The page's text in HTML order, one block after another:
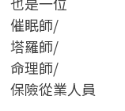
催眠師/
塔羅師/
命理師/
保險從業人員